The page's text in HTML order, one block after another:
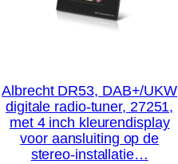
Albrecht DR53, DAB+/UKW
digitale radio-tuner, 27251,
met 4 inch kleurendisplay
voor aansluiting op de
stereo-installatie…